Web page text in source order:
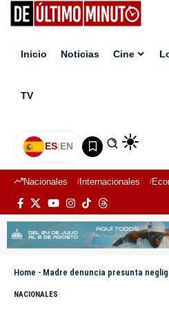
Inicio Noticias Cine
TV
ES|EN
Nacionales Internacionales
Home - Madre denuncia presunta negligencia del DICRIM y
NACIONALES